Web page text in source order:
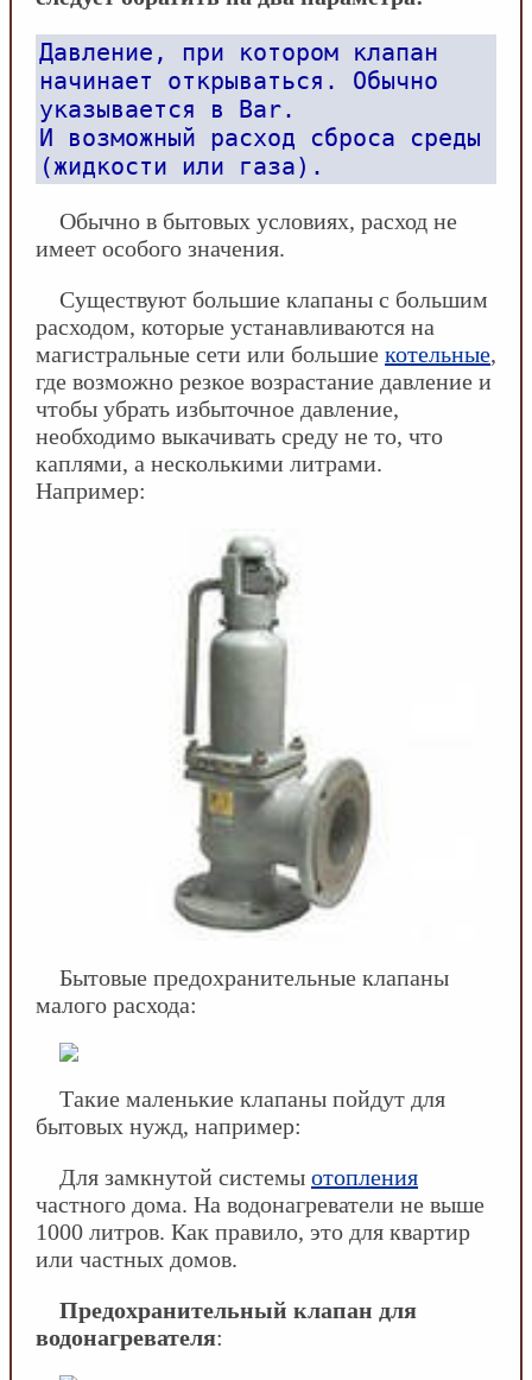
Давление, при котором клапан
начинает открываться. Обычно
указывается в Bar.
И возможный расход сброса среды
(жидкости или газа).
Обычно в бытовых условиях, расход не
имеет особого значения.
Существуют большие клапаны с большим
расходом, которые устанавливаются на
магистральные сети или большие котельные,
где возможно резкое возрастание давление и
чтобы убрать избыточное давление,
необходимо выкачивать среду не то, что
каплями, а несколькими литрами.
Например:
Бытовые предохранительные клапаны
малого расхода:
Такие маленькие клапаны пойдут для
бытовых нужд, например:
Для замкнутой системы отопления
частного дома. На водонагреватели не выше
1000 литров. Как правило, это для квартир
или частных домов.
Предохранительный клапан для
водонагревателя: